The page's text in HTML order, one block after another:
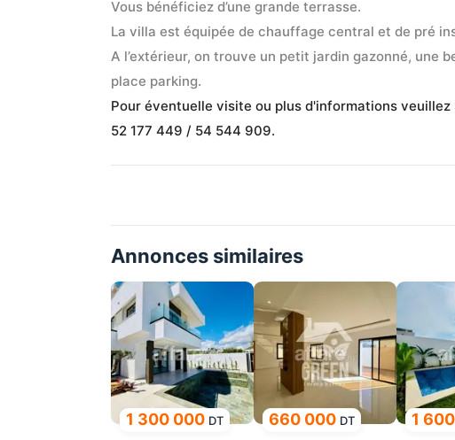
Vous bénéficiez d’une grande terrasse.
La villa est équipée de chauffage central et de pré
A l’extérieur, on trouve un petit jardin gazonné, une
place parking.
Pour éventuelle visite ou plus d'informations
52 177 449 / 54 544 909.
Annonces similaires
1 300 000 DT 660 000 DT 1